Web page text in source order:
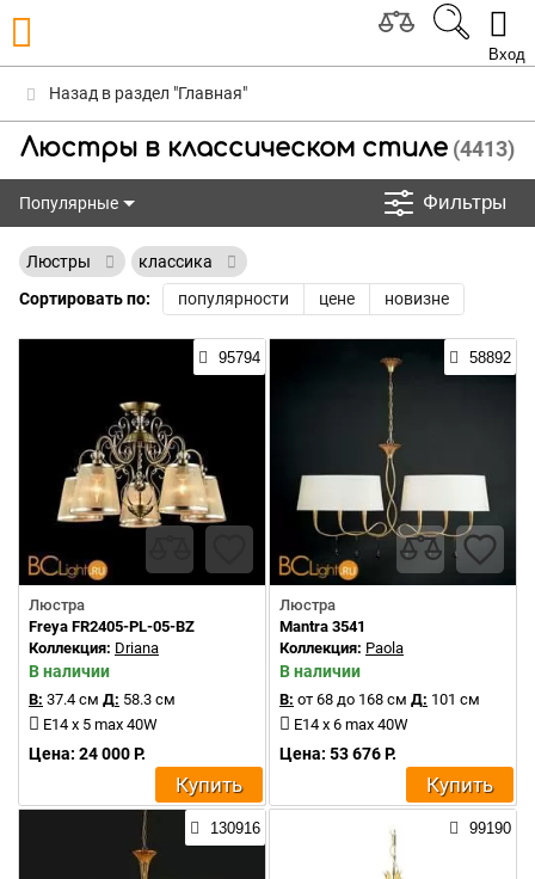
Вход
Назад в раздел "Главная"
Люстры в классическом стиле (4413)
Популярные
Популярные Фильтры
Люстры
классика
Сортировать по:
популярности цене новизне
95794
Люстра
Freya FR2405-PL-05-BZ
Коллекция: Driana
В наличии
В: 37.4 см Д: 58.3 см
E14 x 5 max 40W
Цена: 24 000 Р.
Купить
58892
Люстра
Mantra 3541
Коллекция: Paola
В наличии
В: от 68 до 168 см Д: 101 см
E14 x 6 max 40W
Цена: 53 676 Р.
Купить
130916 99190